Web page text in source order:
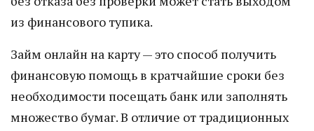
из финансового тупика.
Займ онлайн на карту — это способ получить
финансовую помощь в кратчайшие сроки без
необходимости посещать банк или заполнять
множество бумаг. В отличие от традиционных